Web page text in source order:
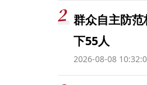
群众自主防
下55人
2026-08-08